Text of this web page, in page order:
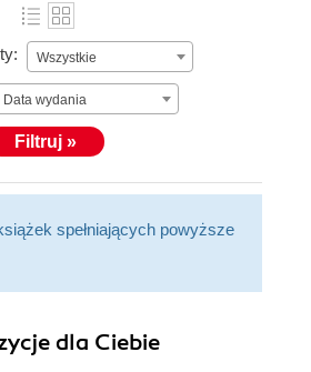
Wszystkie
Data wydania
Filtruj »
spełniających powyższe
dla Ciebie